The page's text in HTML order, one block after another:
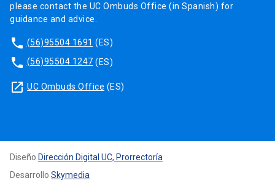
please contact the UC Ombuds Office (in Spanish) for
guidance and advice.
phone (56)95504 1691 (ES)
phone (56)95504 1247 (ES)
launch UC Ombuds Office (ES)
Diseño Dirección Digital UC, Prorrectoría
Desarrollo Skymedia